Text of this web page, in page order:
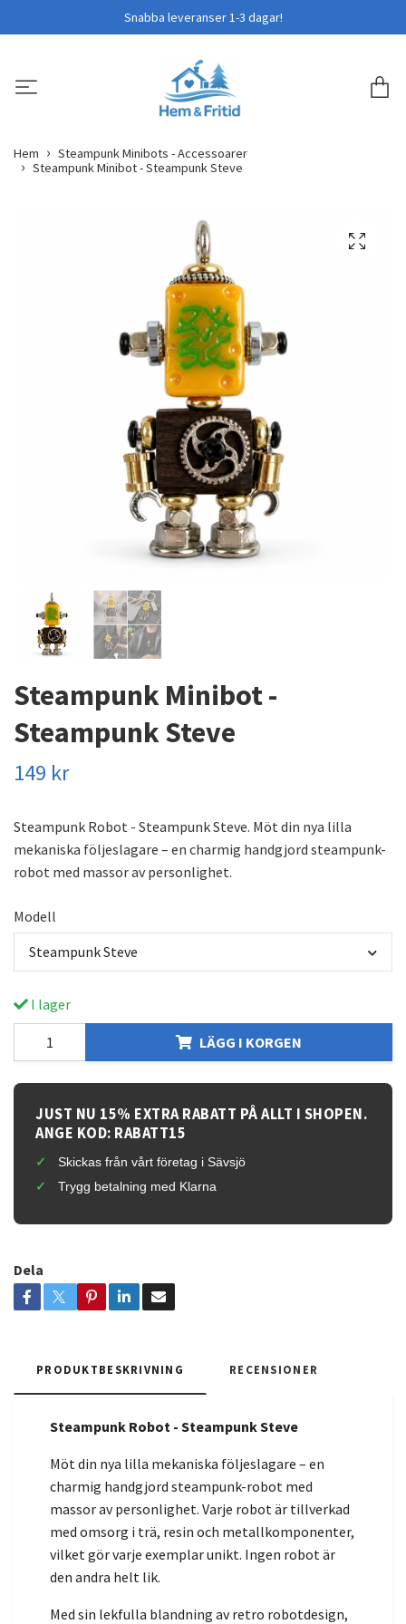
Snabba leveranser 1-3 dagar!
Hem
Steampunk Minibots - Accessoarer
Steampunk Minibot - Steampunk Steve
Steampunk Minibot -
Steampunk Steve
149 kr
Steampunk Robot - Steampunk Steve. Möt din nya lilla
mekaniska följeslagare – en charmig handgjord steampunk-
robot med massor av personlighet.
Modell
Steampunk Steve
I lager
LÄGG I KORGEN
JUST NU 15% EXTRA RABATT PÅ ALLT I SHOPEN.
ANGE KOD: RABATT15
Skickas från vårt företag i Sävsjö
Trygg betalning med Klarna
Dela
PRODUKTBESKRIVNING RECENSIONER
Steampunk Robot - Steampunk Steve
Möt din nya lilla mekaniska följeslagare – en
charmig handgjord steampunk-robot med
massor av personlighet. Varje robot är tillverkad
med omsorg i trä, resin och metallkomponenter,
vilket gör varje exemplar unikt. Ingen robot är
den andra helt lik.
Med sin lekfulla blandning av retro robotdesign,